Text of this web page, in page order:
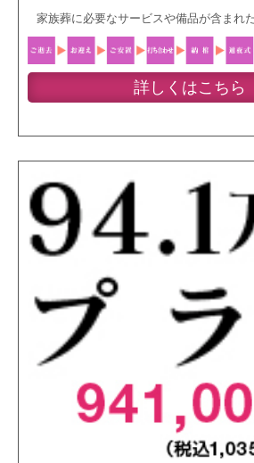
家族葬に必要なサービスや備品が含まれ
詳しくはこちら